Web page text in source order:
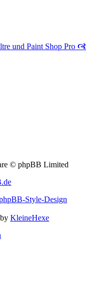
und Paint Shop Pro 🙧
© phpBB Limited
Style-Design
KleineHexe